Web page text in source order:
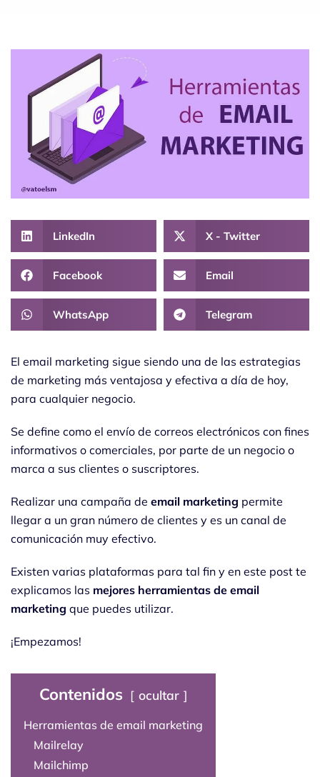
LinkedIn X - Twitter
Facebook Email
WhatsApp Telegram
El email marketing sigue siendo una de las estrategias
de marketing más ventajosa y efectiva a día de hoy,
para cualquier negocio.
Se define como el envío de correos electrónicos con fines
informativos o comerciales, por parte de un negocio o
marca a sus clientes o suscriptores.
Realizar una campaña de email marketing permite
llegar a un gran número de clientes y es un canal de
comunicación muy efectivo.
Existen varias plataformas para tal fin y en este post te
explicamos las mejores herramientas de email
marketing que puedes utilizar.
¡Empezamos!
Contenidos ocultar
Herramientas de email marketing
Mailrelay
Mailchimp